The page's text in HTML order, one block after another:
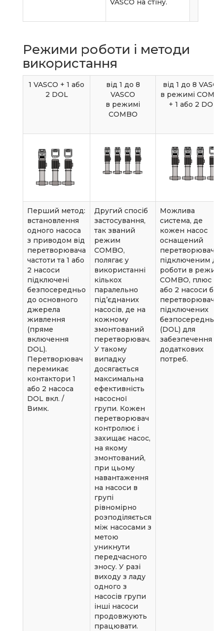
VASCO на стіну.
Режими роботи і методи
використання
1 VASCO + 1 або
2 DOL
від 1 до 8
VASCO
в режимі
COMBO
від 1 до 8
в режимі
+ 1 або 2 DOL
Перший метод:
встановлення
одного насоса
з приводом від
перетворювача
частоти та 1 або
2 насоси
підключені
безпосередньо
до основного
джерела
живлення
(пряме
включення
DOL).
Перетворювач
перемикає
контактори 1
або 2 насоса
DOL вкл. /
Вимк.
Другий спосіб
застосування,
так званий
режим
COMBO,
полягає у
використанні
кількох
паралельно
під’єднаних
насосів, де на
кожному
змонтований
перетворювач.
У такому
випадку
досягається
максимальна
ефективність
насосної
групи. Кожен
перетворювач
контролює і
захищає насос,
на якому
змонтований,
при цьому
навантаження
на насоси в
групі
рівномірно
розподіляється
між насосами з
метою
уникнути
передчасного
зносу. У разі
виходу з ладу
одного з
насосів групи
інші насоси
продовжують
працювати.
Можлива
система, де
кожен насос
оснащений
підключеним до
роботи в
COMBO, плюс 1
або 2 насоси
перетворювача,
підключених
безпосередньо
(DOL) для
забезпечення
додаткових
потреб.